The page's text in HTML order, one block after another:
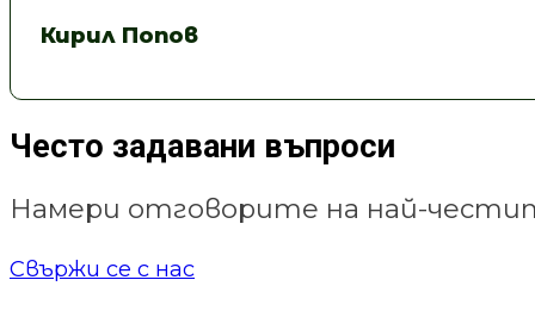
Кирил Попов
Често задавани въпроси
Намери отговорите на най-
Свържи се с нас